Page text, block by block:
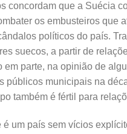
concordam que a Suécia
os embusteiros que
políticos do país.
suecos, a partir de
em parte, na opinião de
públicos municipais na
também é fértil para
é um país sem vícios